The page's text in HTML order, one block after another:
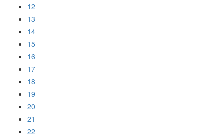
12
13
14
15
16
17
18
19
20
21
22